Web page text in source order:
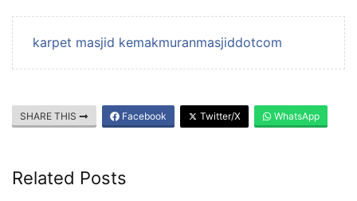
karpet masjid kemakmuranmasjiddotcom
SHARE THIS Facebook Twitter/X WhatsApp
Related Posts